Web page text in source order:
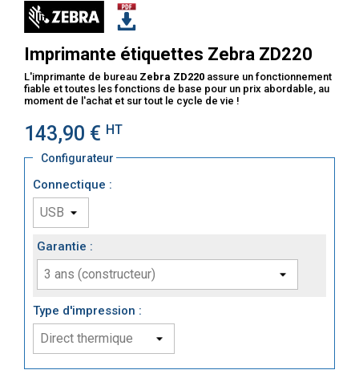
Imprimante étiquettes Zebra ZD220
L'imprimante de bureau Zebra ZD220 assure un fonctionnement
fiable et toutes les fonctions de base pour un prix abordable, au
moment de l'achat et sur tout le cycle de vie !
143,90 € HT
Configurateur
Connectique :
Garantie :
Type d'impression :